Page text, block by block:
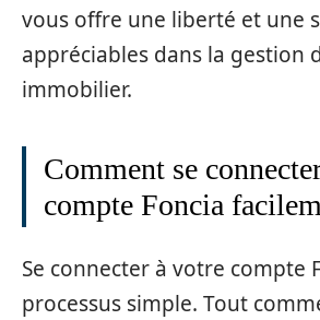
vous offre une liberté et une
appréciables dans la gestion
immobilier.
Comment se
compte Foncia
Se connecter à votre compte
processus simple. Tout